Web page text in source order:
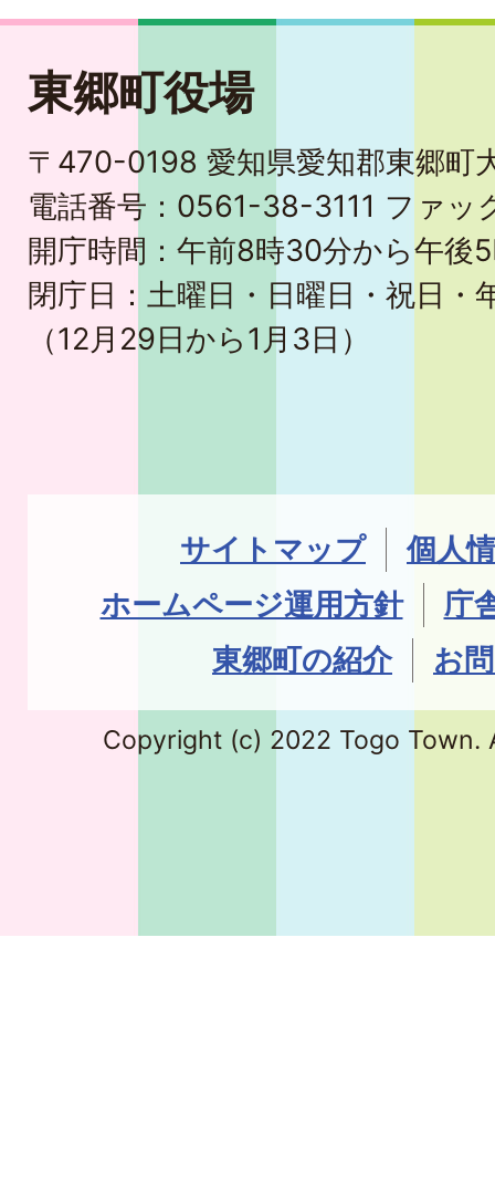
東郷町役場
〒470-0198 愛知県愛知郡東郷町
電話番号：0561-38-3111 ファ
開庁時間：午前8時30分から午後
閉庁日：土曜日・日曜日・祝日・
（12月29日から1月3日）
サイトマップ
個人
ホームページ運用方針
庁
東郷町の紹介
お
Copyright (c) 2022 Togo Town.